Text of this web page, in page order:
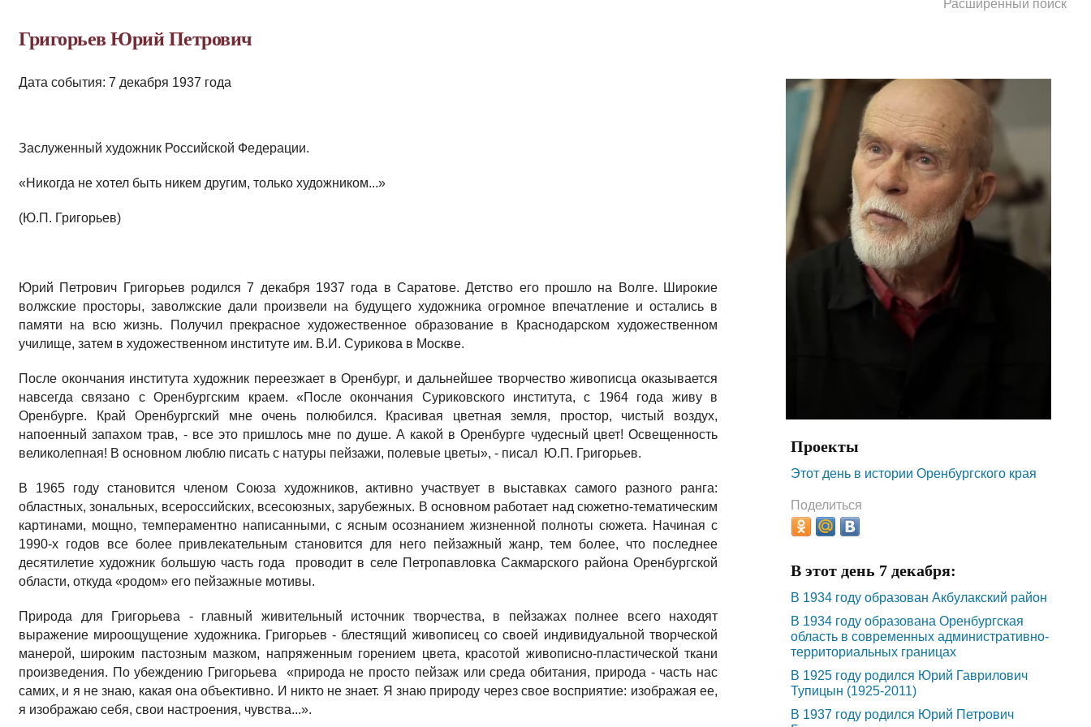
Расширенный поиск
Григорьев Юрий Петрович
Дата события: 7 декабря 1937 года
Заслуженный художник Российской Федерации.
«Никогда не хотел быть никем другим, только художником...»
(Ю.П. Григорьев)
Юрий Петрович Григорьев родился 7 декабря 1937 года в Саратове. Детство его прошло на Волге. Широкие
волжские просторы, заволжские дали произвели на будущего художника огромное впечатление и остались в
памяти на всю жизнь. Получил прекрасное художественное образование в Краснодарском художественном
училище, затем в художественном институте им. В.И. Сурикова в Москве.
После окончания института художник переезжает в Оренбург, и дальнейшее творчество живописца оказывается
навсегда связано с Оренбургским краем. «После окончания Суриковского института, с 1964 года живу в
Оренбурге. Край Оренбургский мне очень полюбился. Красивая цветная земля, простор, чистый воздух,
напоенный запахом трав, - все это пришлось мне по душе. А какой в Оренбурге чудесный цвет! Освещенность
великолепная! В основном люблю писать с натуры пейзажи, полевые цветы», - писал Ю.П. Григорьев.
В 1965 году становится членом Союза художников, активно участвует в выставках самого разного ранга:
областных, зональных, всероссийских, всесоюзных, зарубежных. В основном работает над сюжетно-тематическим
картинами, мощно, темпераментно написанными, с ясным осознанием жизненной полноты сюжета. Начиная с
1990-х годов все более привлекательным становится для него пейзажный жанр, тем более, что последнее
десятилетие художник большую часть года проводит в селе Петропавловка Сакмарского района Оренбургской
области, откуда «родом» его пейзажные мотивы.
Природа для Григорьева - главный живительный источник творчества, в пейзажах полнее всего находят
выражение мироощущение художника. Григорьев - блестящий живописец со своей индивидуальной творческой
манерой, широким пастозным мазком, напряженным горением цвета, красотой живописно-пластической ткани
произведения. По убеждению Григорьева «природа не просто пейзаж или среда обитания, природа - часть нас
самих, и я не знаю, какая она объективно. И никто не знает. Я знаю природу через свое восприятие: изображая ее,
я изображаю себя, свои настроения, чувства...».
Проекты
Этот день в истории Оренбургского края
Поделиться
В этот день 7 декабря:
В 1934 году образован Акбулакский район
В 1934 году образована Оренбургская
область в современных административно-
территориальных границах
В 1925 году родился Юрий Гаврилович
Тупицын (1925-2011)
В 1937 году родился Юрий Петрович